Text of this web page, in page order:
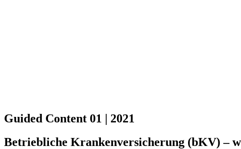
Guided Content 01 | 2021
Betriebliche Krankenversicherung (bKV) –